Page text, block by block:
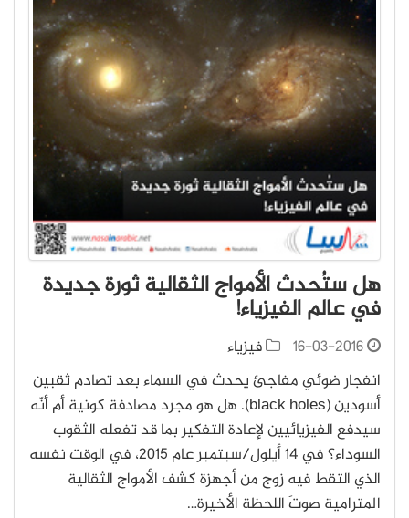
هل ستُحدث الأمواج الثقالية ثورة جديدة
في عالم الفيزياء!
16-03-2016
فيزياء
انفجار ضوئي مفاجئ يحدث في السماء بعد تصادم ثقبين
أسودين (black holes). هل هو مجرد مصادفة كونية أم أنّه
سيدفع الفيزيائيين لإعادة التفكير بما قد تفعله الثقوب
السوداء؟ في 14 أيلول/سبتمبر عام 2015، في الوقت نفسه
الذي التقط فيه زوج من أجهزة كشف الأمواج الثقالية
المترامية صوتَ اللحظة الأخيرة…